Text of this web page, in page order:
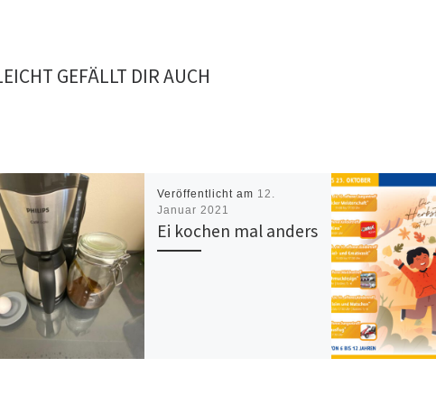
GEFÄLLT DIR AUCH
Veröffentlicht am 12.
Januar 2021
Ei kochen mal anders